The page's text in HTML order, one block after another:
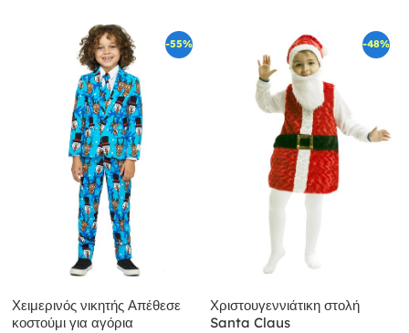
-55%
Χειμερινός νικητής Απέθεσε
κοστούμι για αγόρια
-48%
Χριστουγεννιάτικη στολή
Santa Claus